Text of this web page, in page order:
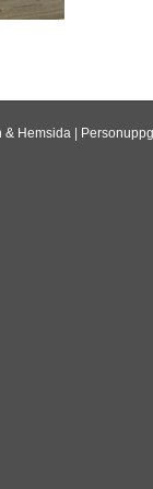
& Hemsida |